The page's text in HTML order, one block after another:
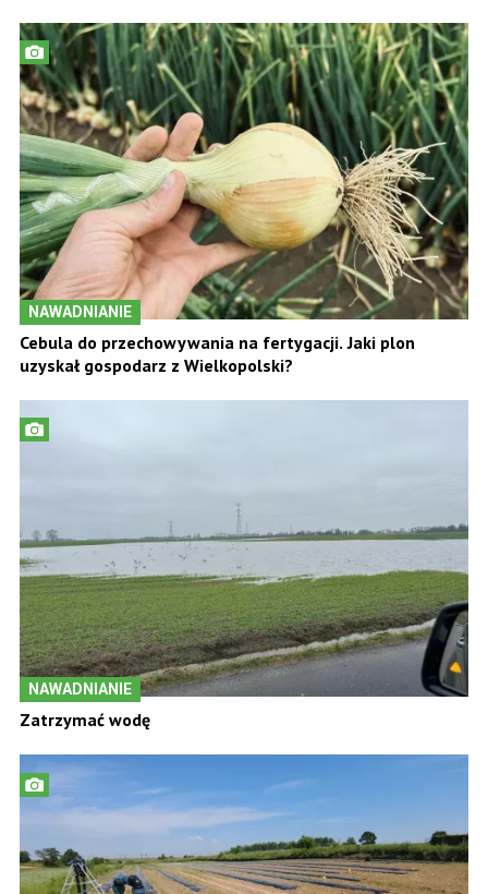
NAWADNIANIE
Cebula do przechowywania na fertygacji. Jaki plon
uzyskał gospodarz z Wielkopolski?
NAWADNIANIE
Zatrzymać wodę